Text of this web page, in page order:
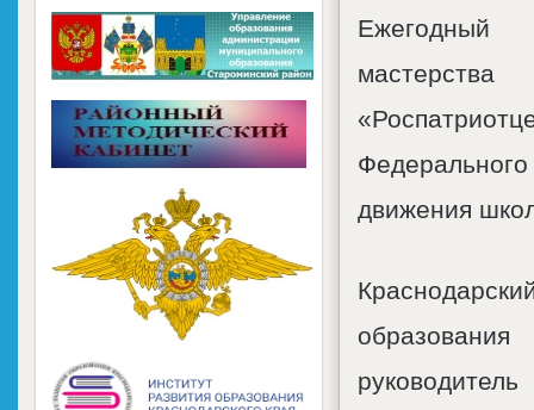
Ежегодный
движения